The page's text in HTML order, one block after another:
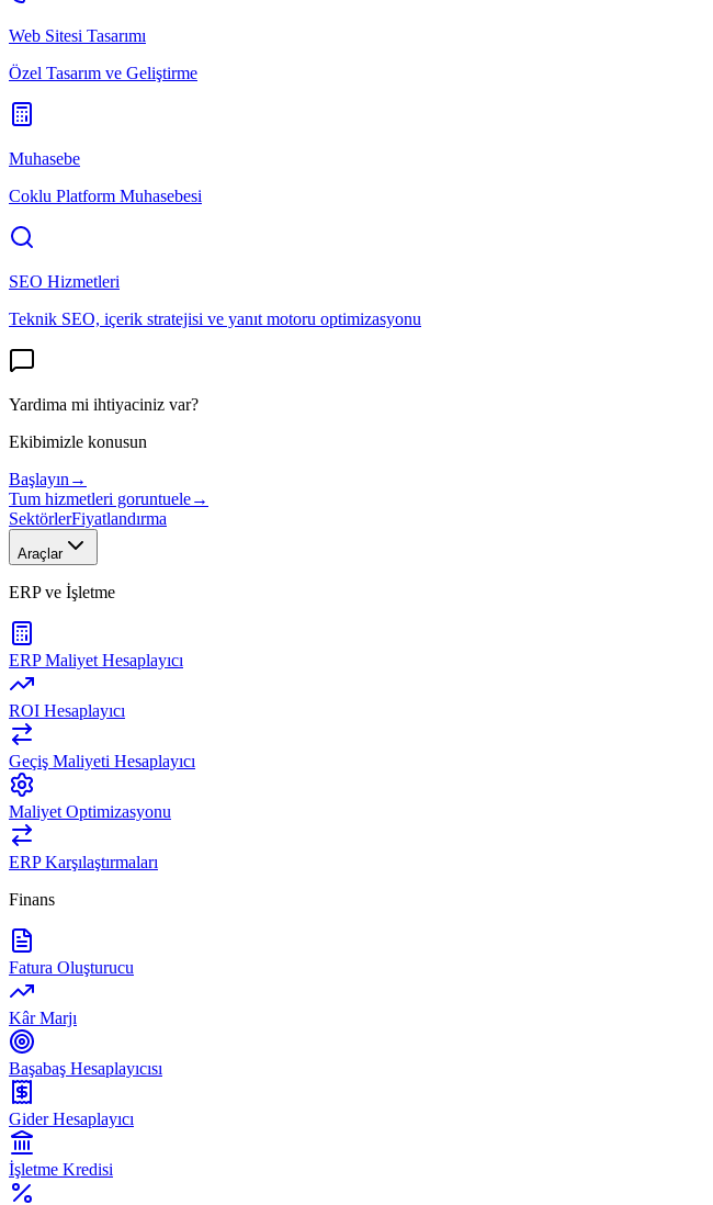
Web Sitesi Tasarımı
Özel Tasarım ve Geliştirme
Muhasebe
Coklu Platform Muhasebesi
SEO Hizmetleri
Teknik SEO, içerik stratejisi ve yanıt motoru optimizasyonu
Yardima mi ihtiyaciniz var?
Ekibimizle konusun
Başlayın →
Tum hizmetleri goruntuele→
SektörlerFiyatlandırma
Araçlar
ERP ve İşletme
ERP Maliyet Hesaplayıcı
ROI Hesaplayıcı
Geçiş Maliyeti Hesaplayıcı
Maliyet Optimizasyonu
ERP Karşılaştırmaları
Finans
Fatura Oluşturucu
Kâr Marjı
Başabaş Hesaplayıcısı
Gider Hesaplayıcı
İşletme Kredisi